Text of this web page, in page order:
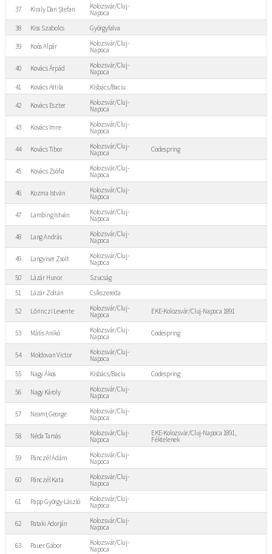
37 Kiraly Dan Ștefan Kolozsvár/Cluj-
Napoca
38
Kiss Szabolcs Györgyfalva
39 Koós Alpár Kolozsvár/Cluj-
Napoca
40 Kovács Árpád Kolozsvár/Cluj-
Napoca
41
Kovács Attila Kisbács/Baciu
42 Kovács Eszter Kolozsvár/Cluj-
Napoca
43 Kovács Imre Kolozsvár/Cluj-
Napoca
44 Kovács Tibor Kolozsvár/Cluj-
Napoca Codespring
45 Kovács Zsófia Kolozsvár/Cluj-
Napoca
46 Kozma István Kolozsvár/Cluj-
Napoca
47 Lambing István Kolozsvár/Cluj-
Napoca
48 Lang András Kolozsvár/Cluj-
Napoca
49 Langviser Zsolt Kolozsvár/Cluj-
Napoca
50
Lázár Hunor
Szucság
51
Lázár Zoltán Csíkszereda
52 Lőrinczi Levente Kolozsvár/Cluj-
Napoca EKE-Kolozsvár/Cluj-Napoca 1891
53 Mátis Anikó Kolozsvár/Cluj-
Napoca Codespring
54 Moldovan Victor Kolozsvár/Cluj-
Napoca
55
Nagy Ákos Kisbács/Baciu Codespring
56 Nagy Károly Kolozsvár/Cluj-
Napoca
57 Neamţ George Kolozsvár/Cluj-
Napoca
58 Néda Tamás Kolozsvár/Cluj-
Napoca
EKE-Kolozsvár/Cluj-Napoca 1891,
Féktelenek
59 Pánczél Ádám Kolozsvár/Cluj-
Napoca
60 Pánczél Kata Kolozsvár/Cluj-
Napoca
61 Papp György-László Kolozsvár/Cluj-
Napoca
62 Pataki Adorján Kolozsvár/Cluj-
Napoca
63 Pauer Gábor Kolozsvár/Cluj-
Napoca